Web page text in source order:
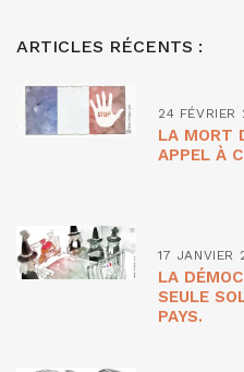
ARTICLES RÉCENTS :
24 FÉVRIER
LA MORT
APPEL À
17 JANVIER
LA
SEULE
PAYS.